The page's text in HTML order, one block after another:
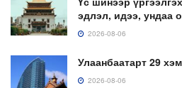
эдлэл, идээ, ундаа
2026-08-06
Улаанбаатарт 29
2026-08-06